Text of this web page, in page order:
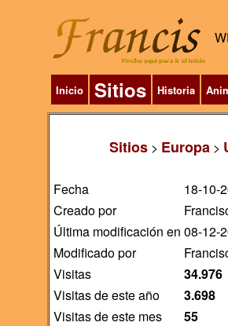
Inicio Sitios Historia
Sitios> Europa>
Fecha
18-10-
Creado por
Última modificación en 08-12-
Modificado por
Visitas
34.976
Visitas de este año
3.698
Visitas de este mes
55